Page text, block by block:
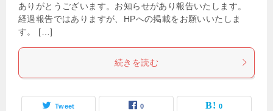
ありがとうございます。お知らせがあり報告いたします。
経過報告ではありますが、HPへの掲載をお願いいたしま
す。 […]
続きを読む
Tweet 0 0